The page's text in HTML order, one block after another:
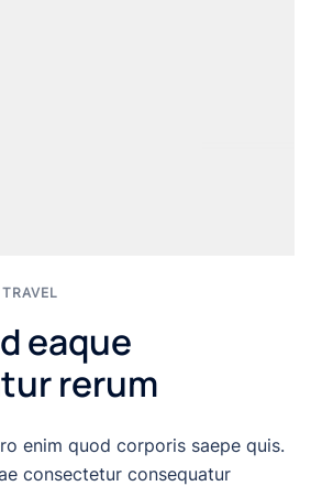
TRAVEL
eaque
rerum
enim quod corporis saepe quis.
consectetur consequatur